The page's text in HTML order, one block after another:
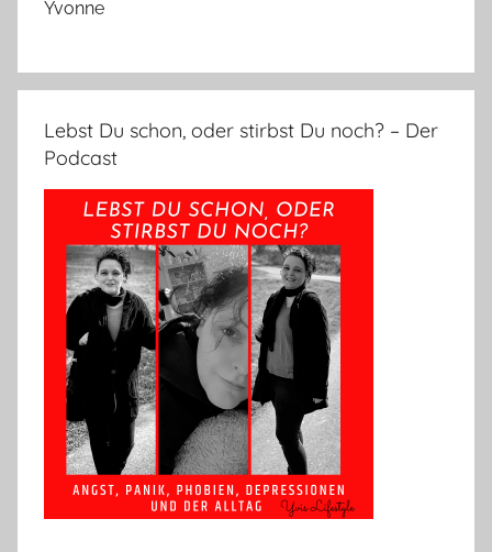
Yvonne
Lebst Du schon, oder stirbst Du noch? – Der
Podcast